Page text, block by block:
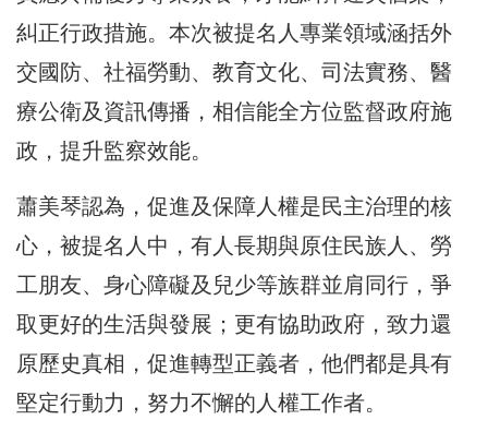
糾正行政措施。本次被提名人專業領域涵括外
交國防、社福勞動、教育文化、司法實務、醫
療公衛及資訊傳播，相信能全方位監督政府施
政，提升監察效能。
蕭美琴認為，促進及保障人權是民主治理的核
心，被提名人中，有人長期與原住民族人、勞
工朋友、身心障礙及兒少等族群並肩同行，爭
取更好的生活與發展；更有協助政府，致力還
原歷史真相，促進轉型正義者，他們都是具有
堅定行動力，努力不懈的人權工作者。